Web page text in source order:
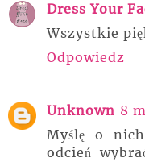
Dress Your
Wszystkie
Odpowiedz
Unknown 8
Myślę o
odcień